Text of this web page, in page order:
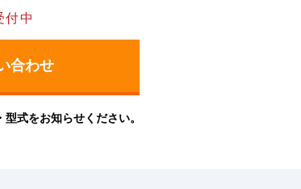
付中
式をお知らせください。